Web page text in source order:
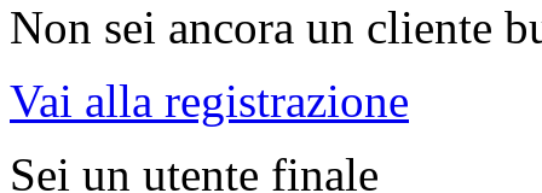
Non sei ancora un cliente
Vai alla registrazione
Sei un utente finale